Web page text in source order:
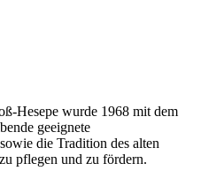
Hesepe wurde 1968 mit dem
geeignete
die Tradition des alten
pflegen und zu fördern.